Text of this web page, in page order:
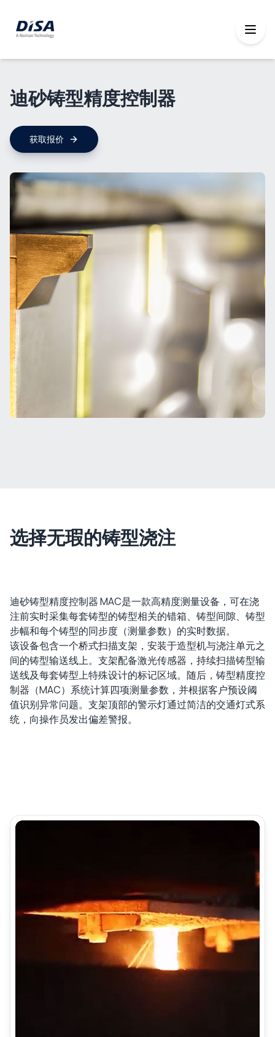
迪砂铸型精度控制器
获取报价
选择无瑕的铸型浇注
迪砂铸型精度控制器 MAC是一款高精度测量设备，可在浇
注前实时采集每套铸型的铸型相关的错箱、铸型间隙、铸型
步幅和每个铸型的同步度（测量参数）的实时数据。
该设备包含一个桥式扫描支架，安装于造型机与浇注单元之
间的铸型输送线上。支架配备激光传感器，持续扫描铸型输
送线及每套铸型上特殊设计的标记区域。随后，铸型精度控
制器（MAC）系统计算四项测量参数，并根据客户预设阈
值识别异常问题。支架顶部的警示灯通过简洁的交通灯式系
统，向操作员发出偏差警报。